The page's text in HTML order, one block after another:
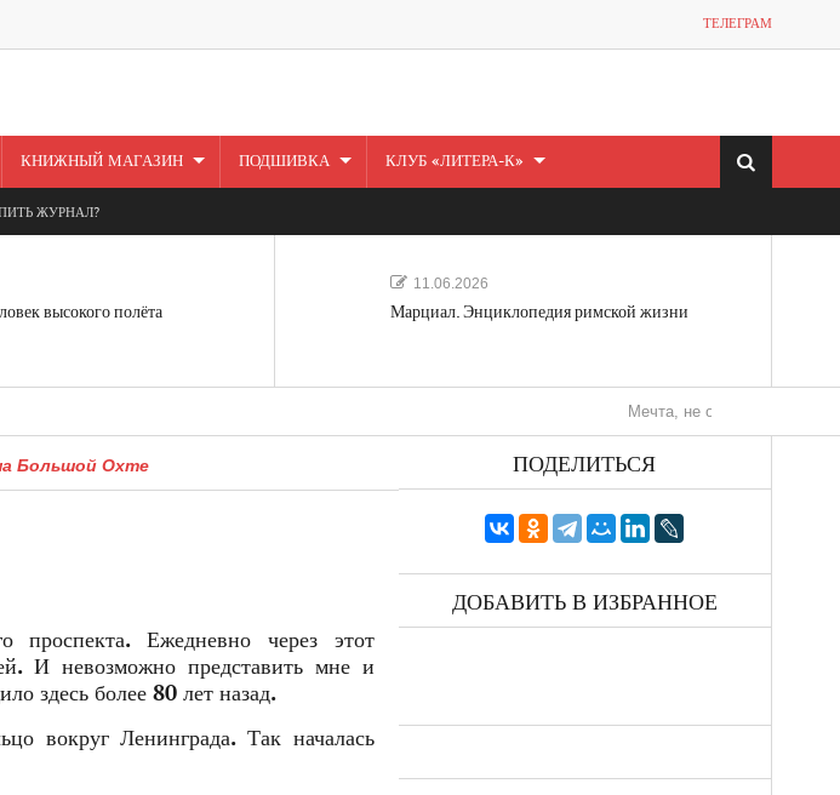
ТЕЛЕГРАМ
КНИЖНЫЙ МАГАЗИН ПОДШИВКА КЛУБ «ЛИТЕРА-К»
ЖУРНАЛ?
высокого полёта
11.06.2026
Марциал. Энциклопедия римской жизни
Мечта, не отдавайся! «Шведская
Большой Охте
Ежедневно через этот
И невозможно представить мне и
здесь более 80 лет назад.
вокруг Ленинграда. Так началась
ПОДЕЛИТЬСЯ
ДОБАВИТЬ В ИЗБРАННОЕ